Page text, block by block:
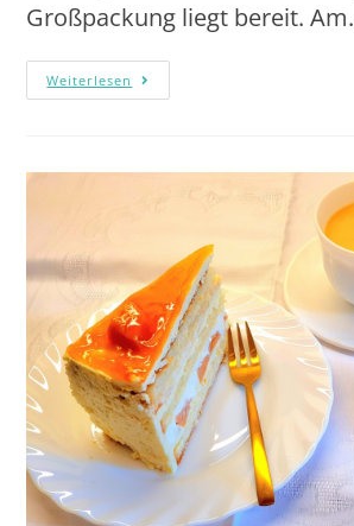
Großpackung liegt bereit.
Weiterlesen